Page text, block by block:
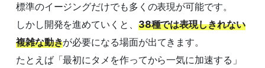
標準のイージングだけでも多くの表現が可能です。
しかし開発を進めていくと、 38種では表現しきれない
複雑な動きが必要になる場面が出てきます。
たとえば「最初にタメを作ってから一気に加速する」